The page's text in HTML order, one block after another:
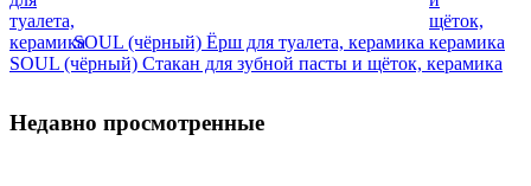
SOUL (чёрный) Ёрш для туалета, керамика
SOUL (чёрный) Стакан для зубной пасты и щёток, керамика
Недавно просмотренные